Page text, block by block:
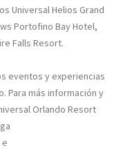
Universal Helios Grand
Portofino Bay Hotel,
Falls Resort.
eventos y experiencias
Para más información y
Orlando Resort